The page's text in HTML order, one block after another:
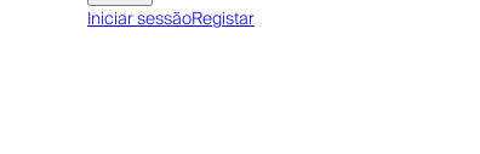
Iniciar sessãoRegistar